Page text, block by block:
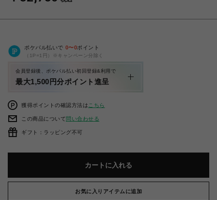
ポケパル払いで 0〜0ポイント
（1P=1円）※キャンペーン分除く
会員登録後、ポケパル払い初回登録&利用で
最大1,500円分ポイント進呈
獲得ポイントの確認方法は こちら
この商品について問い合わせる
ギフト：ラッピング不可
カートに入れる
お気に入りアイテムに追加